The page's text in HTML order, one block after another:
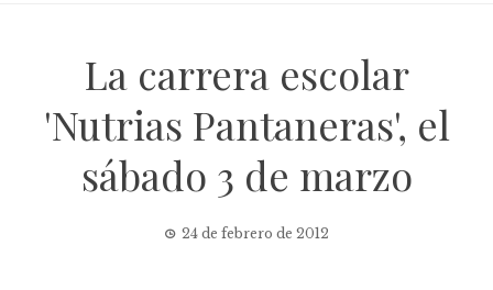
La carrera escolar
'Nutrias Pantaneras', el
sábado 3 de marzo
24 de febrero de 2012